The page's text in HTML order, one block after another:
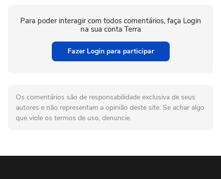
Para poder interagir com todos comentários, faça Login
na sua conta Terra
Fazer Login para participar
Os comentários são de responsabilidade exclusiva de seus
autores e não representam a opinião deste site. Se achar algo
que viole os termos de uso, denuncie.